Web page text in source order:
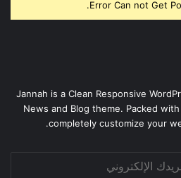
Error Can not Get
Jannah is a Clean Responsive
News and Blog theme. Packed
completely customize your